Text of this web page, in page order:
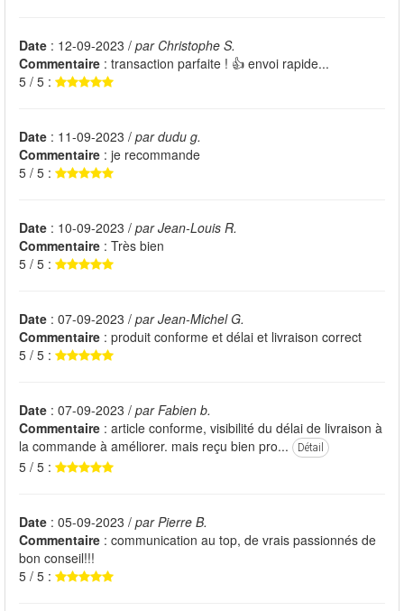
Date : 12-09-2023 / par Christophe S.
Commentaire : transaction parfaite ! 👍 envoi rapide...
5 / 5 :
Date : 11-09-2023 / par dudu g.
Commentaire : je recommande
5 / 5 :
Date : 10-09-2023 / par Jean-Louis R.
Commentaire : Très bien
5 / 5 :
Date : 07-09-2023 / par Jean-Michel G.
Commentaire : produit conforme et délai et livraison correct
5 / 5 :
Date : 07-09-2023 / par Fabien b.
Commentaire : article conforme, visibilité du délai de livraison à
la commande à améliorer. mais reçu bien pro...
Détail
5 / 5 :
Date : 05-09-2023 / par Pierre B.
Commentaire : communication au top, de vrais passionnés de
bon conseil!!!
5 / 5 :